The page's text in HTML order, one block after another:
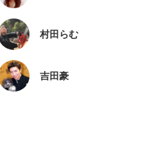
村田らむ
吉田豪